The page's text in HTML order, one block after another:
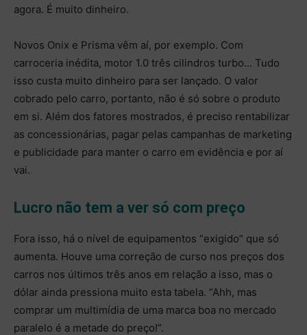
agora. É muito dinheiro.
Novos Onix e Prisma vêm aí, por exemplo. Com
carroceria inédita, motor 1.0 três cilindros turbo… Tudo
isso custa muito dinheiro para ser lançado. O valor
cobrado pelo carro, portanto, não é só sobre o produto
em si. Além dos fatores mostrados, é preciso rentabilizar
as concessionárias, pagar pelas campanhas de marketing
e publicidade para manter o carro em evidência e por aí
vai.
Lucro não tem a ver só com preço
Fora isso, há o nível de equipamentos “exigido” que só
aumenta. Houve uma correção de curso nos preços dos
carros nos últimos três anos em relação a isso, mas o
dólar ainda pressiona muito esta tabela. “Ahh, mas
comprar um multimídia de uma marca boa no mercado
paralelo é a metade do preço!”.